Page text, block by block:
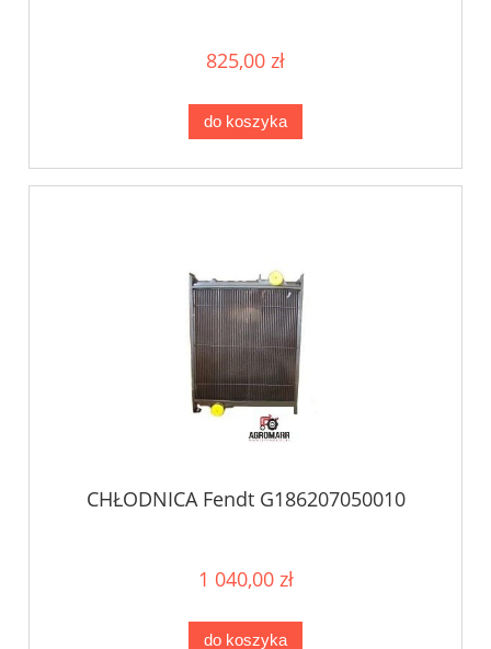
825,00 zł
do koszyka
CHŁODNICA Fendt G186207050010
1 040,00 zł
do koszyka